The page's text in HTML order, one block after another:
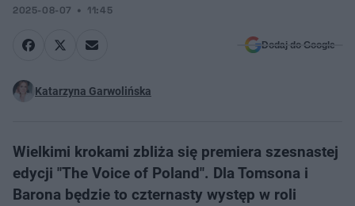
2025-08-07 11:45
Dodaj do Google
Katarzyna Garwolińska
Wielkimi krokami zbliża się premiera szesnastej
edycji "The Voice of Poland". Dla Tomsona i
Barona będzie to czternasty występ w roli